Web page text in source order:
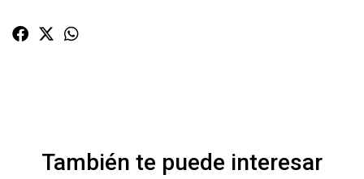
También te puede interesar